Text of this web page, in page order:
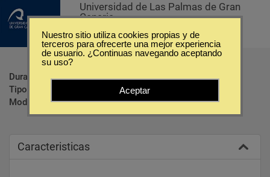
Universidad de Las Palmas de Gran
Canaria
Duración:
9 Meses
Tipo:
Postgrados
Modalidad:
Online
Caracteristicas
Nuestro sitio utiliza cookies propias y de
terceros para ofrecerte una mejor experiencia
de usuario. ¿Continuas navegando aceptando
su uso?
Aceptar